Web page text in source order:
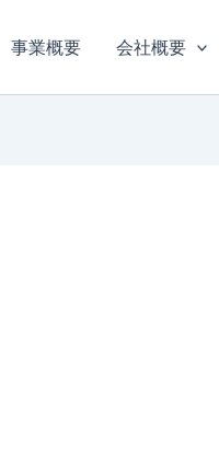
事業概要 会社概要